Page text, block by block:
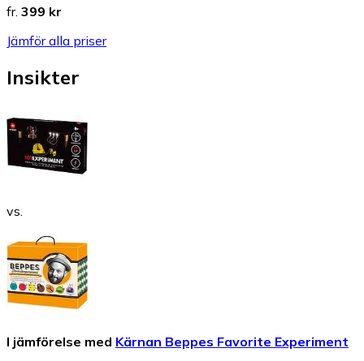
fr. 399 kr
Jämför alla priser
Insikter
vs.
I jämförelse med Kärnan Beppes Favorite Experiment